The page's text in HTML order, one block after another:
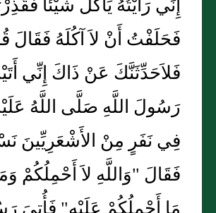
فَحَلَفْتُ أَنْ لاَ آكُلَهُ فَقَالَ
فَلاَحَدِّثَنَّكَ عَنْ ذَاكَ إِنِّي
رَسُولَ اللَّهِ صَلَّى اللَّهُ
فِي نَفَرٍ مِنْ الأَشْعَرِيِّينَ
فَقَالَ "وَاللَّهِ لاَ أَحْمِلُكُمْ